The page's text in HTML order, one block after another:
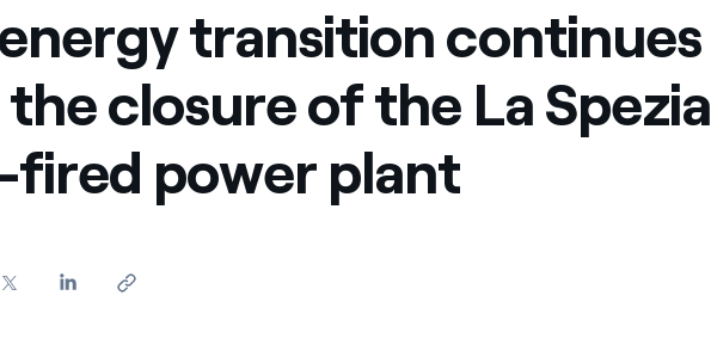
transition continues
closure of the La Spezia
fired power plant